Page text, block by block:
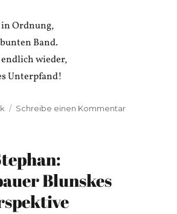
Ordnung,
Band.
wieder,
Unterpfand!
Schreibe einen Kommentarzu
Blunskes